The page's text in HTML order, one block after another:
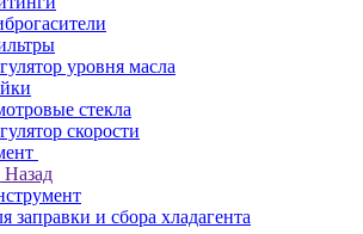
уровня масла
стекла
скорости
Назад
заправки и сбора хладагента